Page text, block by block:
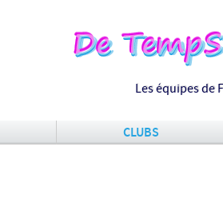
Les équipes de
CLUBS